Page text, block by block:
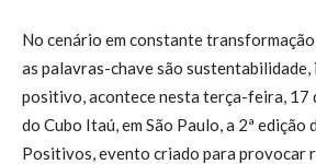
No cenário em constante transformação
as palavras-chave são sustentabilidade,
positivo, acontece nesta terça-feira, 17
do Cubo Itaú, em São Paulo, a 2ª
Positivos, evento criado para provocar